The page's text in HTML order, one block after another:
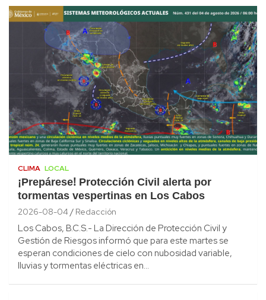
CLIMA LOCAL
¡Prepárese! Protección Civil alerta por
tormentas vespertinas en Los Cabos
2026-08-04 Redacción
Los Cabos, B.C.S.- La Dirección de Protección Civil y
Gestión de Riesgos informó que para este martes se
esperan condiciones de cielo con nubosidad variable,
lluvias y tormentas eléctricas en…